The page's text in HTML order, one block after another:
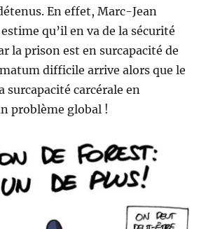
En effet, Marc-Jean
qu’il en va de la sécurité
la prison est en surcapacité de
difficile arrive alors que le
surcapacité carcérale en
problème global !